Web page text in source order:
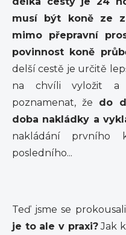
musí být koně ze
mimo přepravní
povinnost koně
delší cestě je určitě
na chvíli vyložit a
poznamenat, že do
doba nakládky a
nakládání prvního
posledního...
Teď jsme se
je to ale v praxi?Jak